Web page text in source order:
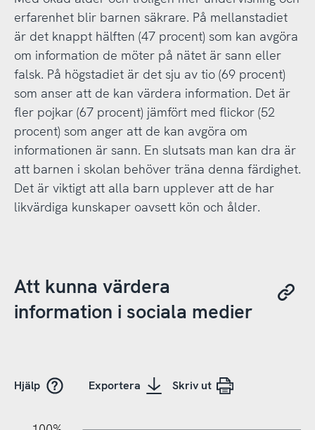
erfarenhet blir barnen säkrare. På mellanstadiet
är det knappt hälften (47 procent) som kan avgöra
om information de möter på nätet är sann eller
falsk. På högstadiet är det sju av tio (69 procent)
som anser att de kan värdera information. Det är
fler pojkar (67 procent) jämfört med flickor (52
procent) som anger att de kan avgöra om
informationen är sann. En slutsats man kan dra är
att barnen i skolan behöver träna denna färdighet.
Det är viktigt att alla barn upplever att de har
likvärdiga kunskaper oavsett kön och ålder.
Att kunna värdera
information i sociala medier
Hjälp Exportera Skriv ut